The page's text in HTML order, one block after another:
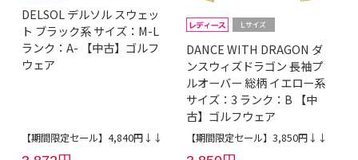
DELSOL デルソル スウェッ
ト ブラック系 サイズ：M-L
ランク：A- 【中古】ゴルフ
ウェア
【期間限定セール】4,840円↓↓
DANCE WITH DRAGON ダ
ンスウィズドラゴン 長袖プ
ルオーバー 総柄 イエロー系
サイズ：3 ランク：B 【中
古】ゴルフウェア
【期間限定セール】3,850円↓↓